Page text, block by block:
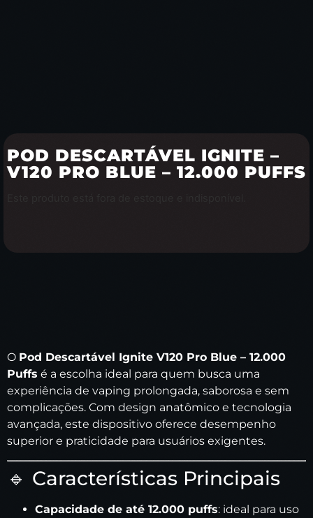
POD DESCARTÁVEL IGNITE –
V120 PRO BLUE – 12.000 PUFFS
O Pod Descartável Ignite V120 Pro Blue – 12.000
Puffs é a escolha ideal para quem busca uma
experiência de vaping prolongada, saborosa e sem
complicações. Com design anatômico e tecnologia
avançada, este dispositivo oferece desempenho
superior e praticidade para usuários exigentes.
🔹 Características Principais
Capacidade de até 12.000 puffs: ideal para uso